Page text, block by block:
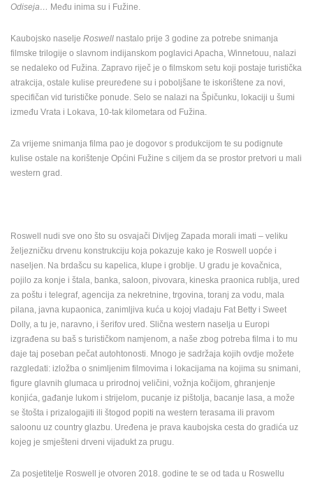
NAJNOVIJE KAMERE
SENJ UŽIVO – PARK KNJIŽEVNIKA I VELEBITSKI KANAL
SENJ MRKOPALJ
Odiseja… Među inima su i Fužine.
Kaubojsko naselje Roswell nastalo prije 3 godine za potrebe snimanja
filmske trilogije o slavnom indijanskom poglavici Apacha, Winnetouu, nalazi
se nedaleko od Fužina. Zapravo riječ je o filmskom setu koji postaje turistička
atrakcija, ostale kulise preuređene su i poboljšane te iskorištene za novi,
specifičan vid turističke ponude. Selo se nalazi na Špičunku, lokaciji u šumi
između Vrata i Lokava, 10-tak kilometara od Fužina.
Za vrijeme snimanja filma pao je dogovor s produkcijom te su podignute
kulise ostale na korištenje Općini Fužine s ciljem da se prostor pretvori u mali
western grad.
Roswell nudi sve ono što su osvajači Divljeg Zapada morali imati – veliku
željezničku drvenu konstrukciju koja pokazuje kako je Roswell uopće i
naseljen. Na brdašcu su kapelica, klupe i groblje. U gradu je kovačnica,
pojilo za konje i štala, banka, saloon, pivovara, kineska praonica rublja, ured
za poštu i telegraf, agencija za nekretnine, trgovina, toranj za vodu, mala
pilana, javna kupaonica, zanimljiva kuća u kojoj vladaju Fat Betty i Sweet
Dolly, a tu je, naravno, i šerifov ured. Slična western naselja u Europi
izgrađena su baš s turističkom namjenom, a naše zbog potreba filma i to mu
daje taj poseban pečat autohtonosti. Mnogo je sadržaja kojih ovdje možete
razgledati: izložba o snimljenim filmovima i lokacijama na kojima su snimani,
figure glavnih glumaca u prirodnoj veličini, vožnja kočijom, ghranjenje
konjića, gađanje lukom i strijelom, pucanje iz pištolja, bacanje lasa, a može
se štošta i prizalogajiti ili štogod popiti na western terasama ili pravom
saloonu uz country glazbu. Uređena je prava kaubojska cesta do gradića uz
kojeg je smješteni drveni vijadukt za prugu.
Za posjetitelje Roswell je otvoren 2018. godine te se od tada u Roswellu